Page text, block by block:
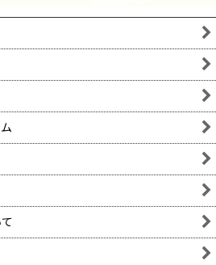
商品)